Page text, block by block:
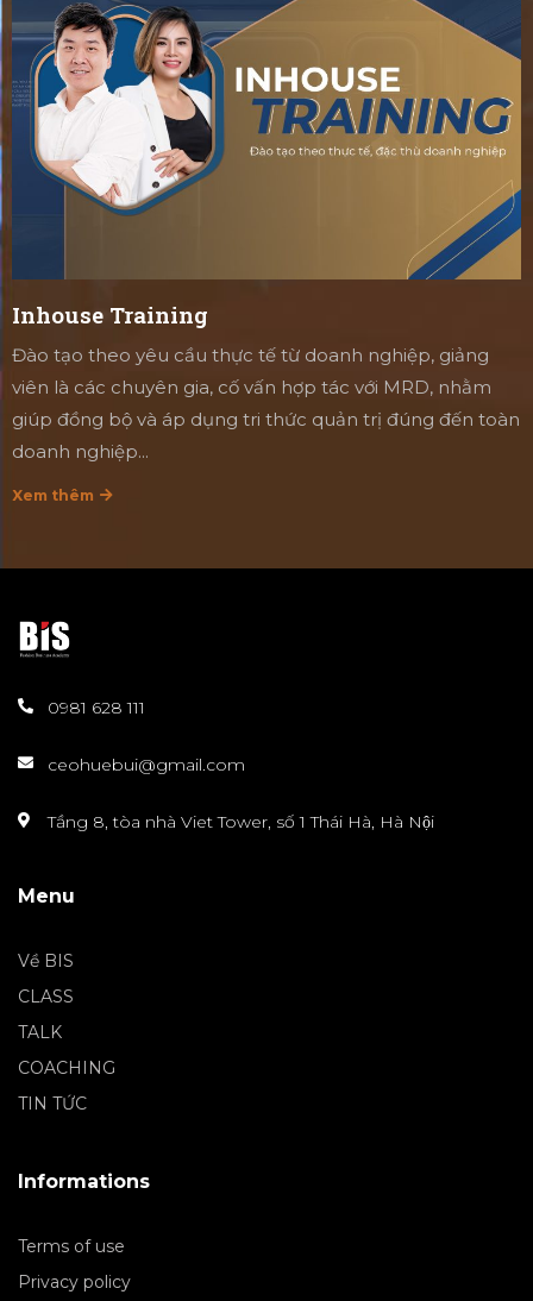
Inhouse Training
Đào tạo theo yêu cầu thực tế từ doanh nghiệp, giảng
viên là các chuyên gia, cố vấn hợp tác với MRD, nhằm
giúp đồng bộ và áp dụng tri thức quản trị đúng đến toàn
doanh nghiệp...
Xem thêm
0981 628 111
ceohuebui@gmail.com
Tầng 8, tòa nhà Viet Tower, số 1 Thái Hà, Hà Nội
Menu
Về BIS
CLASS
TALK
COACHING
TIN TỨC
Informations
Terms of use
Privacy policy